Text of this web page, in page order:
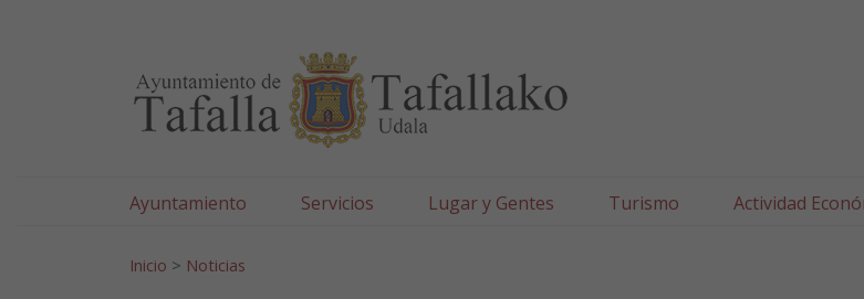
Ayuntamiento Servicios Lugar y Gentes Turismo Actividad
Inicio > Noticias